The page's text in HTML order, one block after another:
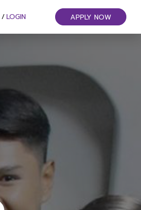
/ LOGIN APPLY NOW